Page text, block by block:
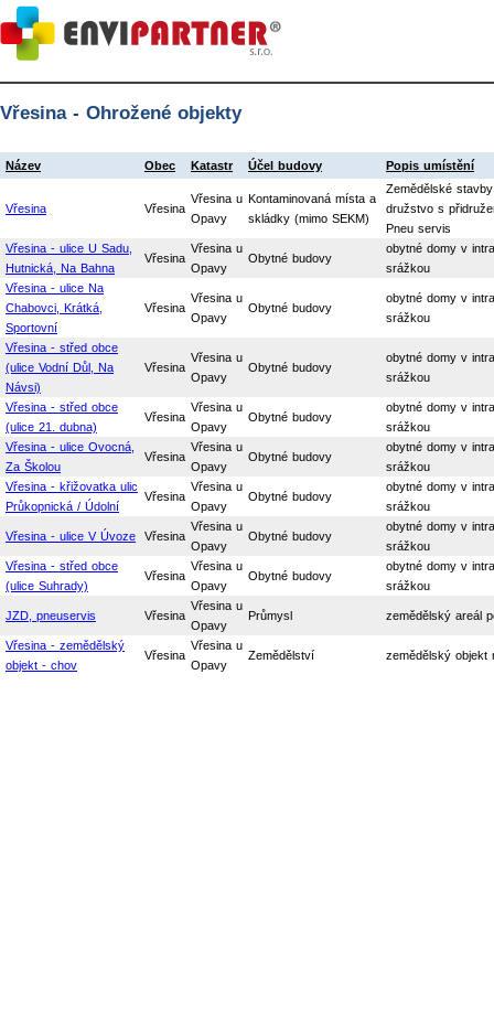
Vřesina - Ohrožené objekty
Název Obec Katastr Účel budovy Popis umístění
Vřesina Vřesina
Vřesina u
Opavy
Kontaminovaná místa a
skládky (mimo SEKM)
Zemědělské
družstvo s
Pneu servis
Vřesina - ulice U Sadu,
Hutnická, Na Bahna
Vřesina
Vřesina u
Opavy
Obytné budovy
obytné domy v
srážkou
Vřesina - ulice Na
Chabovci, Krátká,
Sportovní
Vřesina
Vřesina u
Opavy
Obytné budovy
obytné domy v
srážkou
Vřesina - střed obce
(ulice Vodní Důl, Na
Návsi)
Vřesina
Vřesina u
Opavy
Obytné budovy
obytné domy v
srážkou
Vřesina - střed obce
(ulice 21. dubna)
Vřesina
Vřesina u
Opavy
Obytné budovy
obytné domy v
srážkou
Vřesina - ulice Ovocná,
Za Školou
Vřesina
Vřesina u
Opavy
Obytné budovy
obytné domy v
srážkou
Vřesina - křižovatka ulic
Průkopnická / Údolní
Vřesina
Vřesina u
Opavy
Obytné budovy
obytné domy v
srážkou
Vřesina - ulice V Úvoze Vřesina
Vřesina u
Opavy
Obytné budovy
obytné domy v
srážkou
Vřesina - střed obce
(ulice Suhrady)
Vřesina
Vřesina u
Opavy
Obytné budovy
obytné domy v
srážkou
JZD, pneuservis Vřesina
Vřesina u
Opavy
Průmysl zemědělský areál
Vřesina - zemědělský
objekt - chov
Vřesina
Vřesina u
Opavy
Zemědělství zemědělský objekt